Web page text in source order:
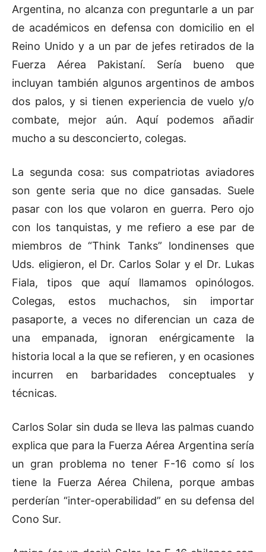
Argentina, no alcanza con preguntarle a un par
de académicos en defensa con domicilio en el
Reino Unido y a un par de jefes retirados de la
Fuerza Aérea Pakistaní. Sería bueno que
incluyan también algunos argentinos de ambos
dos palos, y si tienen experiencia de vuelo y/o
combate, mejor aún. Aquí podemos añadir
mucho a su desconcierto, colegas.
La segunda cosa: sus compatriotas aviadores
son gente seria que no dice gansadas. Suele
pasar con los que volaron en guerra. Pero ojo
con los tanquistas, y me refiero a ese par de
miembros de “Think Tanks” londinenses que
Uds. eligieron, el Dr. Carlos Solar y el Dr. Lukas
Fiala, tipos que aquí llamamos opinólogos.
Colegas, estos muchachos, sin importar
pasaporte, a veces no diferencian un caza de
una empanada, ignoran enérgicamente la
historia local a la que se refieren, y en ocasiones
incurren en barbaridades conceptuales y
técnicas.
Carlos Solar sin duda se lleva las palmas cuando
explica que para la Fuerza Aérea Argentina sería
un gran problema no tener F-16 como sí los
tiene la Fuerza Aérea Chilena, porque ambas
perderían “inter-operabilidad” en su defensa del
Cono Sur.